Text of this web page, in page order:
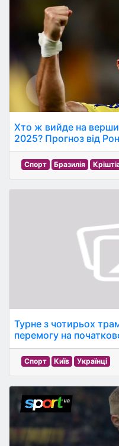
Хто ж вийде на
2025? Прогноз від
Спорт Бразилія
Турне з чотирьох
перемогу на
Спорт Київ Українці